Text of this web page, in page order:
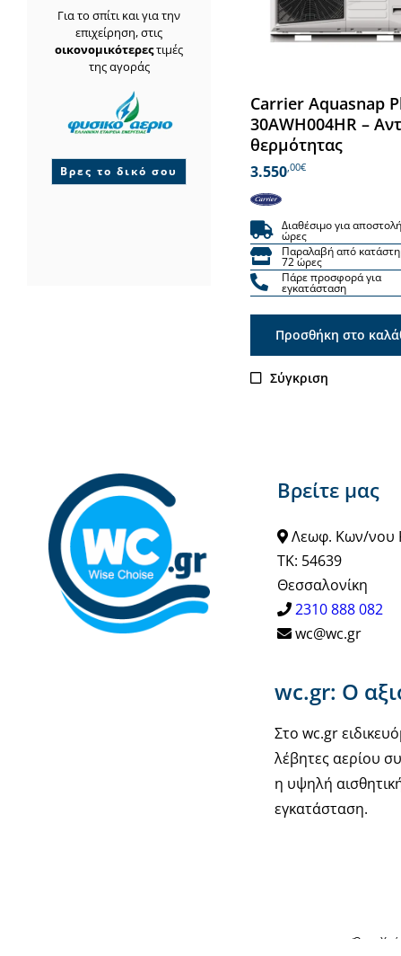
Carrier Aquasnap
30AWH004HR –
θερμότητας
3.550,00€
Διαθέσιμο για
ώρες
Παραλαβή από
72 ώρες
Πάρε προσφορά για
εγκατάσταση
Προσθήκη στο
Σύγκριση
Για το σπίτι και για την
επιχείρηση, στις
οικονομικότερεςτιμές
της αγοράς
Βρες το δικό σου
Βρείτε μας
Λεωφ. Κων/νου
ΤΚ: 54639
Θεσσαλονίκη
2310 888 082
wc@wc.gr
wc.gr: Ο
Στο wc.gr
λέβητες αερίου
η υψηλή
εγκατάσταση.
Όροι